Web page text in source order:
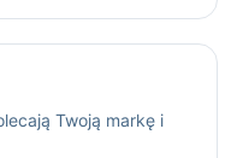
Twoją markę i